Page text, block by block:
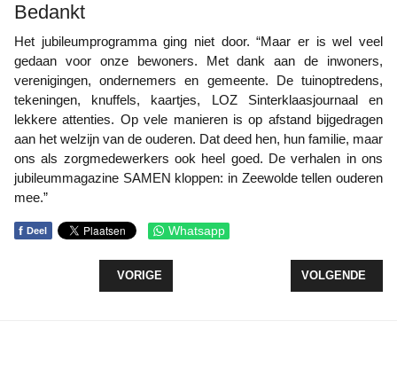
Bedankt
Het jubileumprogramma ging niet door. “Maar er is wel veel
gedaan voor onze bewoners. Met dank aan de inwoners,
verenigingen, ondernemers en gemeente. De tuinoptredens,
tekeningen, knuffels, kaartjes, LOZ Sinterklaasjournaal en
lekkere attenties. Op vele manieren is op afstand bijgedragen
aan het welzijn van de ouderen. Dat deed hen, hun familie, maar
ons als zorgmedewerkers ook heel goed. De verhalen in ons
jubileummagazine SAMEN kloppen: in Zeewolde tellen ouderen
mee.”
f Deel Whatsapp
VORIG ARTIKEL: NIEUW ONDERKOMEN VOOR
VORIGE VOLGENDE
VOLGENDE